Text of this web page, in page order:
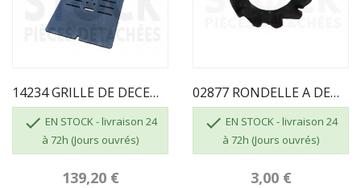
14234 GRILLE DE DECENDRAGE PB600 SUPRA
 EN STOCK - livraison 24
à 72h (Jours ouvrés)
139,20 €
02877 RONDELLE A DENT EXT DE 5 ZNN SUPRA
 EN STOCK - livraison 24
à 72h (Jours ouvrés)
3,00 €